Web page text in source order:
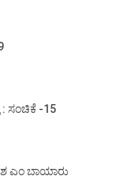
ಸಂಚಿಕೆ -15
ಎಂ ಬಾಯಾರು